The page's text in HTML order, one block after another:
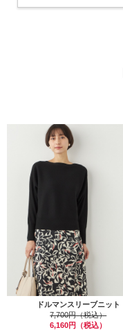
ドルマンスリーブニット
7,700円（税込）
6,160円（税込）